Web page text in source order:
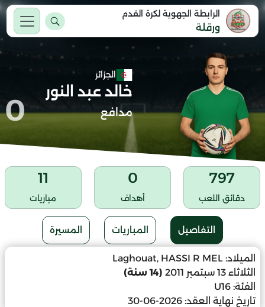
الرابطة الجهوية لكرة القدم
ورقلة
الجزائر
خالد عبد النور
مدافع 0
797
دقائق اللعب
0
أهداف
11
مباريات
التفاصيل المباريات المسيرة
الميلاد: Laghouat, HASSI R MEL
الثلاثاء 13 سبتمبر 2011
(14 سنة)
الفئة: U16
تاريخ نهاية العقد: 2026-06-30